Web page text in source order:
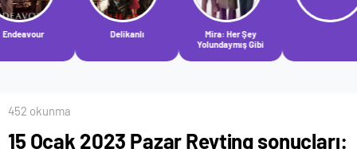
Mira: Her Şey
Yolundaymış Gibi
452 okunma
15 Ocak 2023 Pazar Reyting sonuçları: